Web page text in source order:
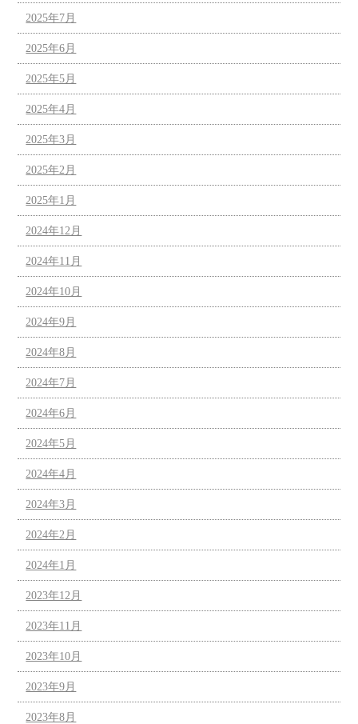
2025年7月
2025年6月
2025年5月
2025年4月
2025年3月
2025年2月
2025年1月
2024年12月
2024年11月
2024年10月
2024年9月
2024年8月
2024年7月
2024年6月
2024年5月
2024年4月
2024年3月
2024年2月
2024年1月
2023年12月
2023年11月
2023年10月
2023年9月
2023年8月